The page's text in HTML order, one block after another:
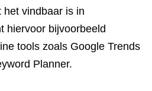
het vindbaar is in
hiervoor bijvoorbeeld
tools zoals Google Trends
Planner.